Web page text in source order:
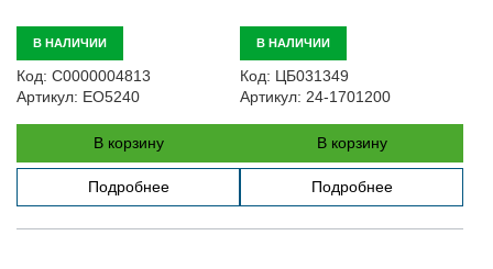
В НАЛИЧИИ
Код: С0000004813
Артикул: EO5240
В корзину
Подробнее
В НАЛИЧИИ
Код: ЦБ031349
Артикул: 24-1701200
В корзину
Подробнее